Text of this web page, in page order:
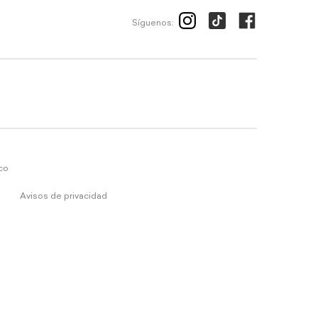
Síguenos:
Avisos de privacidad